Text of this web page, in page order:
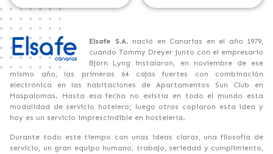
Elsafe S.A. nació en Canarias en el año 1979,
cuando Tommy Dreyer junto con el empresario
Björn Lyng instalaron, en noviembre de ese
mismo año, las primeras 64 cajas fuertes con combinación
electrónica en las habitaciones de Apartamentos Sun Club en
Maspalomas. Hasta esa fecha no existía en todo el mundo esta
modalidad de servicio hotelero; luego otros copiaron esta idea y
hoy es un servicio imprescindible en hostelería.
Durante todo este tiempo con unas ideas claras, una filosofía de
servicio, un gran equipo humano, trabajo, seriedad y cumplimiento,